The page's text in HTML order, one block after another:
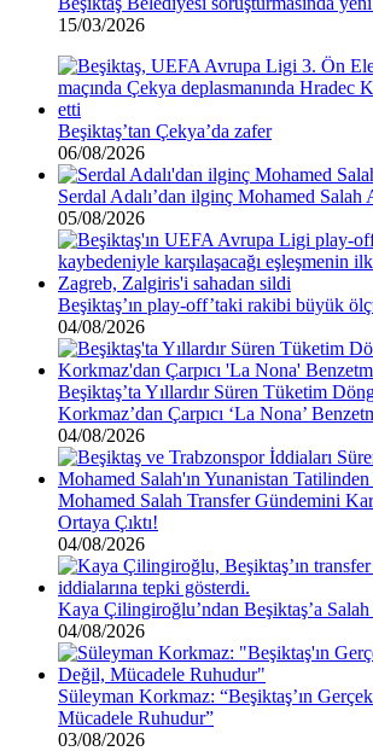
15/03/2026
Beşiktaş’tan Çekya’da zafer
06/08/2026
Serdal Adalı’dan ilginç Mohamed Salah
05/08/2026
Beşiktaş’ın play-off’taki rakibi büyük
04/08/2026
Beşiktaş’ta Yıllardır Süren Tüketim
Korkmaz’dan Çarpıcı ‘La Nona’
04/08/2026
Mohamed Salah Transfer Gündemini
Ortaya Çıktı!
04/08/2026
Kaya Çilingiroğlu’ndan Beşiktaş’a
04/08/2026
Süleyman Korkmaz: “Beşiktaş’ın
Mücadele Ruhudur”
03/08/2026